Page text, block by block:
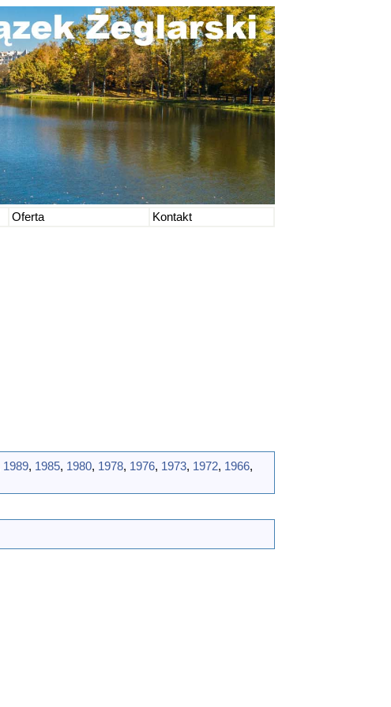
Oferta Kontakt
1989, 1985, 1980, 1978, 1976, 1973, 1972, 1966,